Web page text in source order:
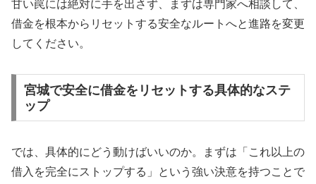
甘い罠には絶対に手を出さず、まずは専門家へ相談して、
借金を根本からリセットする安全なルートへと進路を変更
してください。
宮城で安全に借金をリセットする具体的なステ
ップ
では、具体的にどう動けばいいのか。まずは「これ以上の
借入を完全にストップする」という強い決意を持つことで